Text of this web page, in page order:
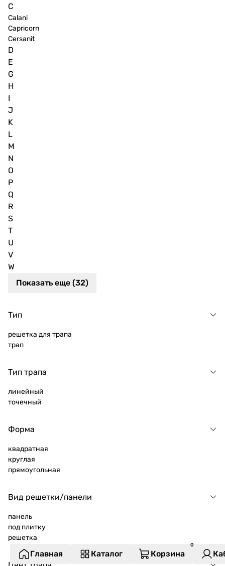
C
Calani
Capricorn
Cersanit
D
E
G
H
I
J
K
L
M
N
O
P
Q
R
S
T
U
V
W
Показать еще (32)
Тип
решетка для трапа
трап
Тип трапа
линейный
точечный
Форма
квадратная
круглая
прямоугольная
Вид решетки/панели
панель
под плитку
решетка
Главная Каталог Корзина